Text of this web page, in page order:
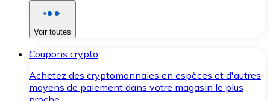
Voir toutes
Coupons crypto
Achetez des cryptomonnaies en espèces et d'autres
moyens de paiement dans votre magasin le plus